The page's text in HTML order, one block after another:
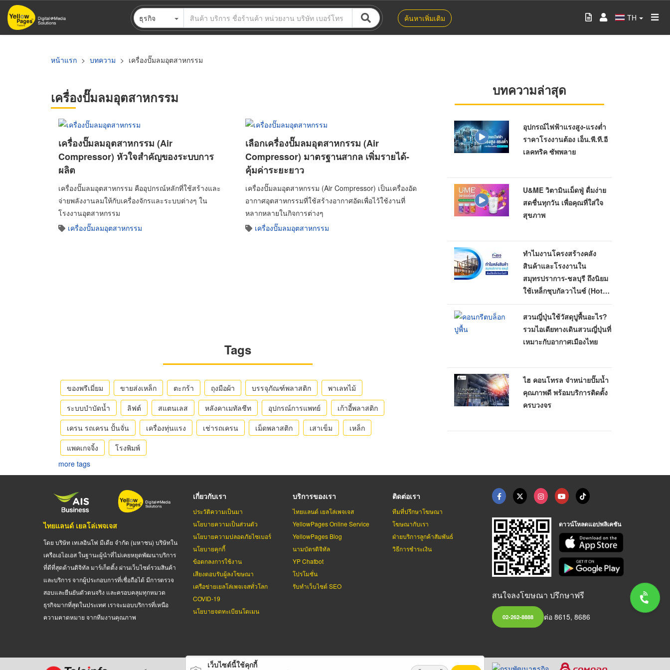
ข้าม
ไป
ธุรกิจ ค้นหาเพิ่มเติม TH
หน้าแรก บทความ เครื่องปั๊มลมอุตสาหกรรม
เครื่องปั๊มลมอุตสาหกรรม
เครื่องปั๊มลมอุตสาหกรรม (Air
Compressor) หัวใจสำคัญของระบบการ
ผลิต
เครื่องปั๊มลมอุตสาหกรรม คืออุปกรณ์หลักที่ใช้สร้างและ
จ่ายพลังงานลมให้กับเครื่องจักรและระบบต่างๆ ใน
โรงงานอุตสาหกรรม
เครื่องปั๊มลมอุตสาหกรรม
เลือกเครื่องปั๊มลมอุตสาหกรรม (Air
Compressor) มาตรฐานสากล เพิ่มรายได้-
คุ้มค่าระยะยาว
เครื่องปั๊มลมอุตสาหกรรม (Air Compressor) เป็นเครื่องอัด
อากาศอุตสาหกรรมที่ใช้สร้างอากาศอัดเพื่อไว้ใช้งานที่
หลากหลายในกิจการต่างๆ
เครื่องปั๊มลมอุตสาหกรรม
Tags
ของพรีเมี่ยม ขายส่งเหล็ก ตะกร้า ถุงมือผ้า บรรจุภัณฑ์พลาสติก
พาเลทไม้
ระบบบำบัดน้ำ
ลิฟต์ สแตนเลส หลังคาเมทัลชีท อุปกรณ์การแพทย์
เก้าอี้พลาสติก
เครน รถเครน ปั้นจั่น
เครื่องทุ่นแรง เช่ารถเครน เม็ดพลาสติก เสาเข็ม
เหล็ก
แพคเกจจิ้ง
โรงพิมพ์
more tags
บทความล่าสุด
อุปกรณ์ไฟฟ้าแรงสูง-แรงต่ำ
ราคาโรงงานต้อง เอ็น.พี.ที.อี
เลคทริค ซัพพลาย
U&ME วิตามินเม็ดฟู่ ดื่มง่าย
สดชื่นทุกวัน เพื่อคุณที่ใส่ใจ
สุขภาพ
ทำไมงานโครงสร้างคลัง
สินค้าและโรงงานใน
สมุทรปราการ-ชลบุรี ถึงนิยม
ใช้เหล็กชุบกัลวาไนซ์ (Hot-
Dip Galvanized)
สวนญี่ปุ่นใช้วัสดุปูพื้นอะไร?
รวมไอเดียทางเดินสวนญี่ปุ่นที่
เหมาะกับอากาศเมืองไทย
ไฮ คอนโทรล จำหน่ายปั๊มน้ำ
คุณภาพดี พร้อมบริการติดตั้ง
ครบวงจร
ไทยแลนด์ เยลโล่เพจเจส
โดย บริษัท เทเลอินโฟ มีเดีย จำกัด (มหาชน) บริษัทใน
เครือเอไอเอส ในฐานะผู้นำที่ไม่เคยหยุดพัฒนาบริการ
ที่ดีที่สุดด้านดิจิทัล มาร์เก็ตติ้ง ผ่านเว็บไซต์รวมสินค้า
และบริการ จากผู้ประกอบการที่เชื่อถือได้ มีการตรวจ
สอบและยืนยันตัวตนจริง และครอบคลุมทุกหมวด
ธุรกิจมากที่สุดในประเทศ เราจะมอบบริการที่เหนือ
ความคาดหมาย จากทีมงานคุณภาพ
เกี่ยวกับเรา
ประวัติความเป็นมา
นโยบายความเป็นส่วนตัว
นโยบายความปลอดภัยไซเบอร์
นโยบายคุกกี้
ข้อตกลงการใช้งาน
เสียงตอบรับผู้ลงโฆษณา
เครือข่ายเยลโล่เพจเจสทั่วโลก
COVID-19
นโยบายจดทะเบียนโดเมน
บริการของเรา
ไทยแลนด์ เยลโล่เพจเจส
YellowPages Online Service
YellowPages Blog
นามบัตรดิจิทัล
YP Chatbot
โปรโมชั่น
รับทำเว็บไซต์ SEO
ติดต่อเรา
ทีมที่ปรึกษาโฆษณา
โฆษณากับเรา
ฝ่ายบริการลูกค้าสัมพันธ์
วิธีการชำระเงิน
ดาวน์โหลดแอปพลิเคชัน
สนใจลงโฆษณา ปรึกษาฟรี
02-262-8888 ต่อ 8615, 8686
เว็บไซต์นี้ใช้คุกกี้